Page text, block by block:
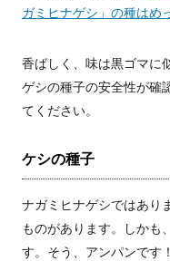
ガミヒナゲシ」の種はめ
香ばしく、味は黒ゴマに
ゲシの種子の安全性が確
てください。
ケシの種子
ナガミヒナゲシではあり
ものがあります。しかも
す。そう、アンパンです！